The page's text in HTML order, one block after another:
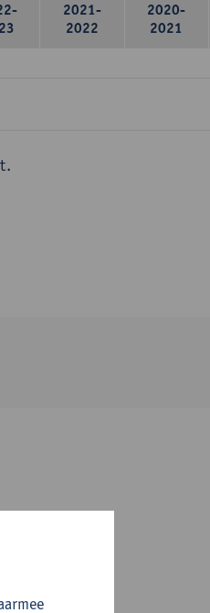
2021-
2022
2020-
2021